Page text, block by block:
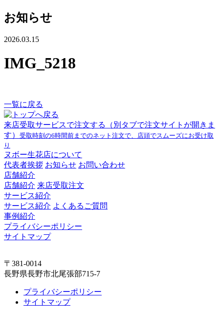
お知らせ
2026.03.15
IMG_5218
一覧に戻る
来店受取サービスで注文する
（別タブで注文サイトが開きま
す） 受取時刻の6時間前までのネット注文で、店頭でスムーズにお受け取
り
ヌボー生花店について
代表者挨拶 お知らせ お問い合わせ
店舗紹介
店舗紹介 来店受取注文
サービス紹介
サービス紹介 よくあるご質問
事例紹介
プライバシーポリシー
サイトマップ
〒381-0014
長野県長野市北尾張部715-7
プライバシーポリシー
サイトマップ